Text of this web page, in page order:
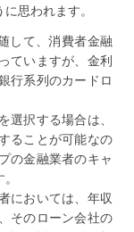
思われます。
して、消費者金融
ていますが、金利
行系列のカードロ
択する場合は、
ることが可能なの
の金融業者のキャ
においては、年収
そのローン会社の